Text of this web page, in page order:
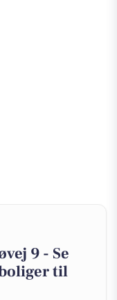
9 - Se
til